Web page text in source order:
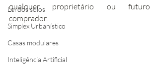
Lei dos solos
Simplex Urbanístico
Casas modulares
Inteligência Artificial
qualquer proprietário ou futuro
comprador.